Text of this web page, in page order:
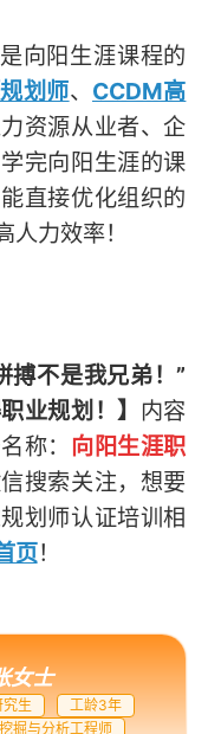
向阳生涯课程的
划师、 CCDM高
资源从业者、企
完向阳生涯的课
直接优化组织的
力效率！
搏不是我兄弟！”
业规划！】 内容
称： 向阳生涯职
搜索关注，想要
划师认证培训相
页！
女士
生
工龄3年
掘与分析工程师